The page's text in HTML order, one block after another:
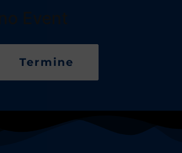
Termine